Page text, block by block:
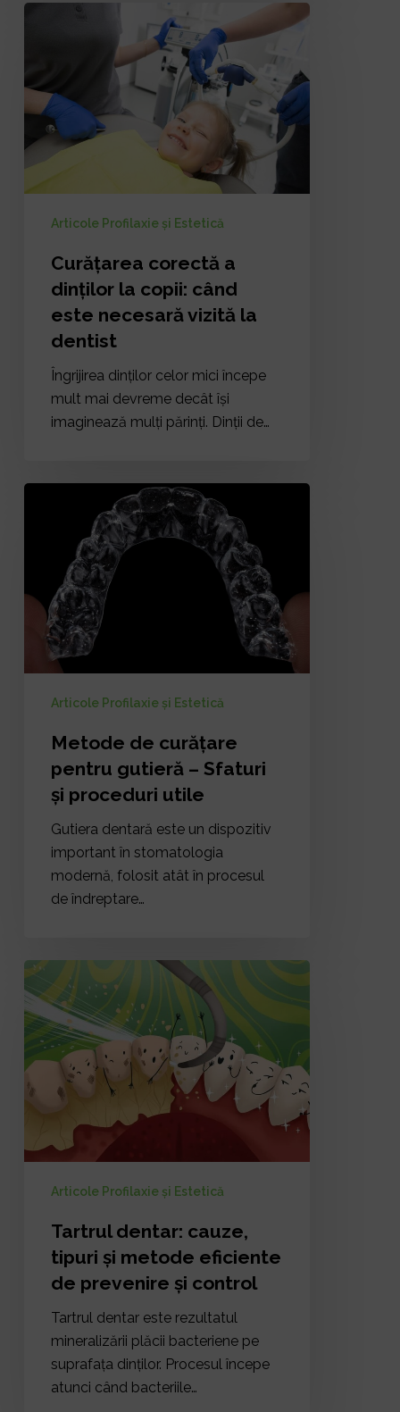
Curăţarea
dinţilor
copii:
când
este
necesară
vizită
dentist
Articole Profilaxie și Estetică
Curăţarea corectă a
dinţilor la copii: când
este necesară vizită la
dentist
Îngrijirea dinților celor mici începe
mult mai devreme decât își
imaginează mulți părinți. Dinții de…
gutieră
Sfaturi
proceduri
Articole Profilaxie și Estetică
Metode de curățare
pentru gutieră – Sfaturi
și proceduri utile
Gutiera dentară este un dispozitiv
important în stomatologia
modernă, folosit atât în procesul
de îndreptare…
Tartrul
dentar:
cauze,
tipuri
și
metode
eficiente
prevenire
Articole Profilaxie și Estetică
Tartrul dentar: cauze,
tipuri și metode eficiente
de prevenire și control
Tartrul dentar este rezultatul
mineralizării plăcii bacteriene pe
suprafața dinților. Procesul începe
atunci când bacteriile…